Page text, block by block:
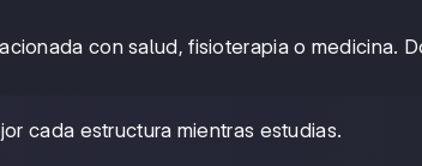
con salud, fisioterapia o medicina.
cada estructura mientras estudias.